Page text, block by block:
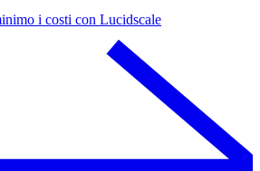
i costi con Lucidscale